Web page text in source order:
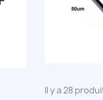
Il y a 28